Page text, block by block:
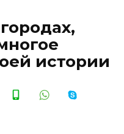
истории